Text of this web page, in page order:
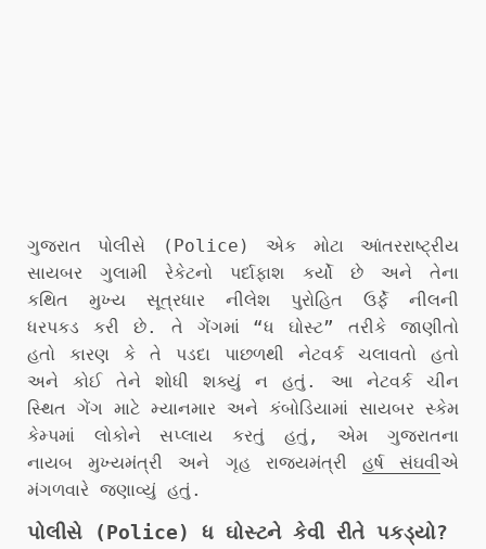
ગુજરાત પોલીસે (Police) એક મોટા આંતરરાષ્ટ્રીય
સાયબર ગુલામી રેકેટનો પર્દાફાશ કર્યો છે અને તેના
કથિત મુખ્ય સૂત્રધાર નીલેશ પુરોહિત ઉર્ફે નીલની
ધરપકડ કરી છે. તે ગેંગમાં “ધ ઘોસ્ટ” તરીકે જાણીતો
હતો કારણ કે તે પડદા પાછળથી નેટવર્ક ચલાવતો હતો
અને કોઈ તેને શોધી શક્યું ન હતું. આ નેટવર્ક ચીન
સ્થિત ગેંગ માટે મ્યાનમાર અને કંબોડિયામાં સાયબર સ્કેમ
કેમ્પમાં લોકોને સપ્લાય કરતું હતું, એમ ગુજરાતના
નાયબ મુખ્યમંત્રી અને ગૃહ રાજ્યમંત્રી હર્ષ સંઘવીએ
મંગળવારે જણાવ્યું હતું.
પોલીસે (Police) ધ ઘોસ્ટને કેવી રીતે પકડ્યો?